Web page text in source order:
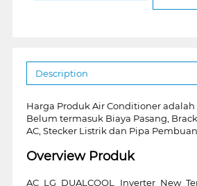
Description
Harga Produk Air Conditioner adalah
Belum termasuk Biaya Pasang,
AC, Stecker Listrik dan Pipa
Overview Produk
AC LG DUALCOOL Inverter New